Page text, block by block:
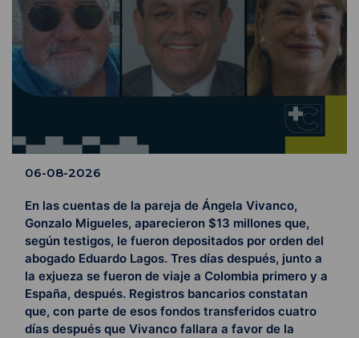
06-08-2026
En las cuentas de la pareja de Ángela Vivanco,
Gonzalo Migueles, aparecieron $13 millones que,
según testigos, le fueron depositados por orden del
abogado Eduardo Lagos. Tres días después, junto a
la exjueza se fueron de viaje a Colombia primero y a
España, después. Registros bancarios constatan
que, con parte de esos fondos transferidos cuatro
días después que Vivanco fallara a favor de la